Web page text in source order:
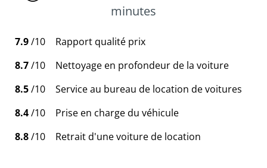
minutes
7.9/10
Rapport qualité prix
8.7/10
Nettoyage en profondeur de la voiture
8.5/10
Service au bureau de location de voitures
8.4/10
Prise en charge du véhicule
8.8/10 Retrait d'une voiture de location